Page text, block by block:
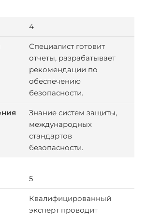
4
Специалист готовит
отчеты, разрабатывает
рекомендации по
обеспечению
безопасности.
Знание систем защиты,
международных
стандартов
безопасности.
5
Квалифицированный
эксперт проводит